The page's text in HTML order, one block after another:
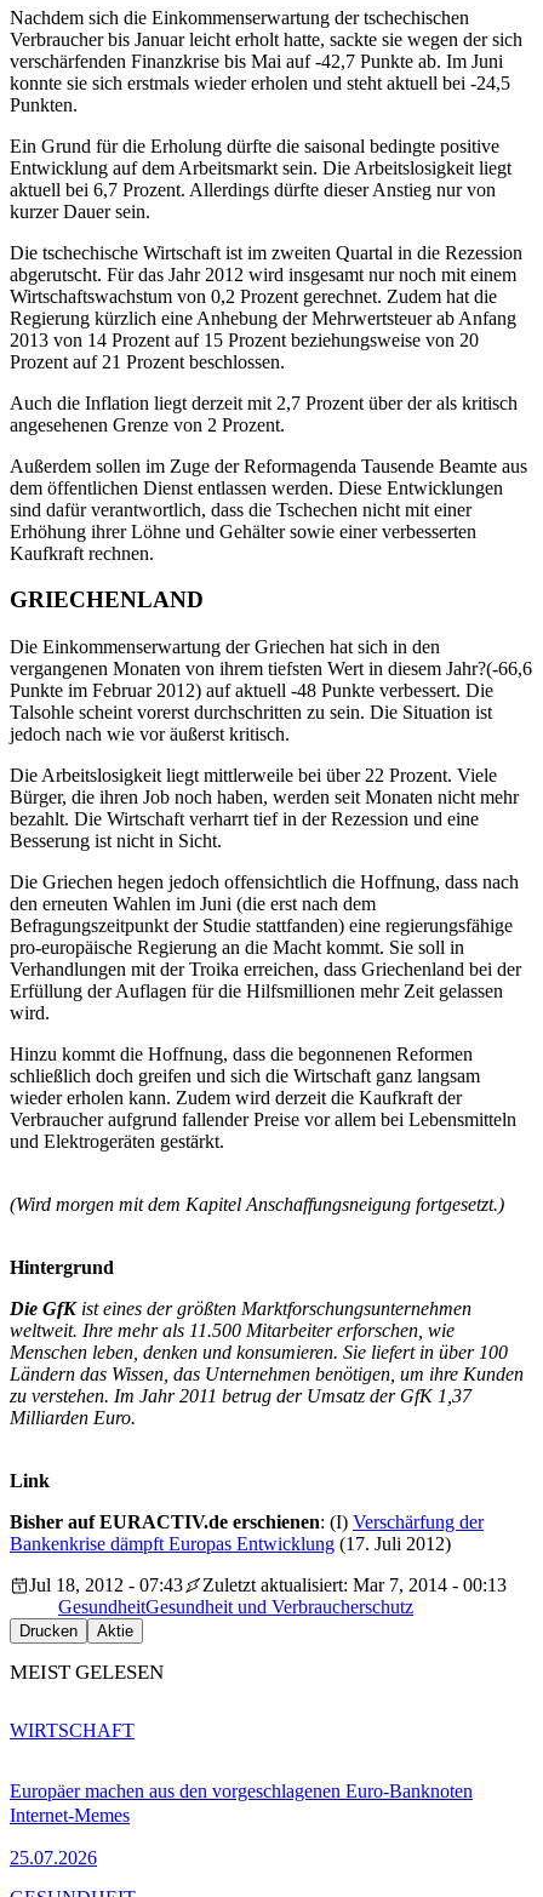
Nachdem sich die Einkommenserwartung der tschechischen
Verbraucher bis Januar leicht erholt hatte, sackte sie wegen der sich
verschärfenden Finanzkrise bis Mai auf -42,7 Punkte ab. Im Juni
konnte sie sich erstmals wieder erholen und steht aktuell bei -24,5
Punkten.
Ein Grund für die Erholung dürfte die saisonal bedingte positive
Entwicklung auf dem Arbeitsmarkt sein. Die Arbeitslosigkeit liegt
aktuell bei 6,7 Prozent. Allerdings dürfte dieser Anstieg nur von
kurzer Dauer sein.
Die tschechische Wirtschaft ist im zweiten Quartal in die Rezession
abgerutscht. Für das Jahr 2012 wird insgesamt nur noch mit einem
Wirtschaftswachstum von 0,2 Prozent gerechnet. Zudem hat die
Regierung kürzlich eine Anhebung der Mehrwertsteuer ab Anfang
2013 von 14 Prozent auf 15 Prozent beziehungsweise von 20
Prozent auf 21 Prozent beschlossen.
Auch die Inflation liegt derzeit mit 2,7 Prozent über der als kritisch
angesehenen Grenze von 2 Prozent.
Außerdem sollen im Zuge der Reformagenda Tausende Beamte aus
dem öffentlichen Dienst entlassen werden. Diese Entwicklungen
sind dafür verantwortlich, dass die Tschechen nicht mit einer
Erhöhung ihrer Löhne und Gehälter sowie einer verbesserten
Kaufkraft rechnen.
GRIECHENLAND
Die Einkommenserwartung der Griechen hat sich in den
vergangenen Monaten von ihrem tiefsten Wert in diesem Jahr?(-66,6
Punkte im Februar 2012) auf aktuell -48 Punkte verbessert. Die
Talsohle scheint vorerst durchschritten zu sein. Die Situation ist
jedoch nach wie vor äußerst kritisch.
Die Arbeitslosigkeit liegt mittlerweile bei über 22 Prozent. Viele
Bürger, die ihren Job noch haben, werden seit Monaten nicht mehr
bezahlt. Die Wirtschaft verharrt tief in der Rezession und eine
Besserung ist nicht in Sicht.
Die Griechen hegen jedoch offensichtlich die Hoffnung, dass nach
den erneuten Wahlen im Juni (die erst nach dem
Befragungszeitpunkt der Studie stattfanden) eine regierungsfähige
pro-europäische Regierung an die Macht kommt. Sie soll in
Verhandlungen mit der Troika erreichen, dass Griechenland bei der
Erfüllung der Auflagen für die Hilfsmillionen mehr Zeit gelassen
wird.
Hinzu kommt die Hoffnung, dass die begonnenen Reformen
schließlich doch greifen und sich die Wirtschaft ganz langsam
wieder erholen kann. Zudem wird derzeit die Kaufkraft der
Verbraucher aufgrund fallender Preise vor allem bei Lebensmitteln
und Elektrogeräten gestärkt.
(Wird morgen mit dem Kapitel Anschaffungsneigung fortgesetzt.)
Hintergrund
Die GfKist eines der größten Marktforschungsunternehmen
weltweit. Ihre mehr als 11.500 Mitarbeiter erforschen, wie
Menschen leben, denken und konsumieren. Sie liefert in über 100
Ländern das Wissen, das Unternehmen benötigen, um ihre Kunden
zu verstehen. Im Jahr 2011 betrug der Umsatz der GfK 1,37
Milliarden Euro.
Link
Bisher auf EURACTIV.de erschienen: (I) Verschärfung der
Bankenkrise dämpft Europas Entwicklung (17. Juli 2012)
Jul 18, 2012 - 07:43
Zuletzt aktualisiert: Mar 7, 2014 - 00:13
GesundheitGesundheit und Verbraucherschutz
Drucken Aktie
MEIST GELESEN
Europäer machen aus den vorgeschlagenen Euro-Banknoten
Internet-Memes
25.07.2026
WIRTSCHAFT